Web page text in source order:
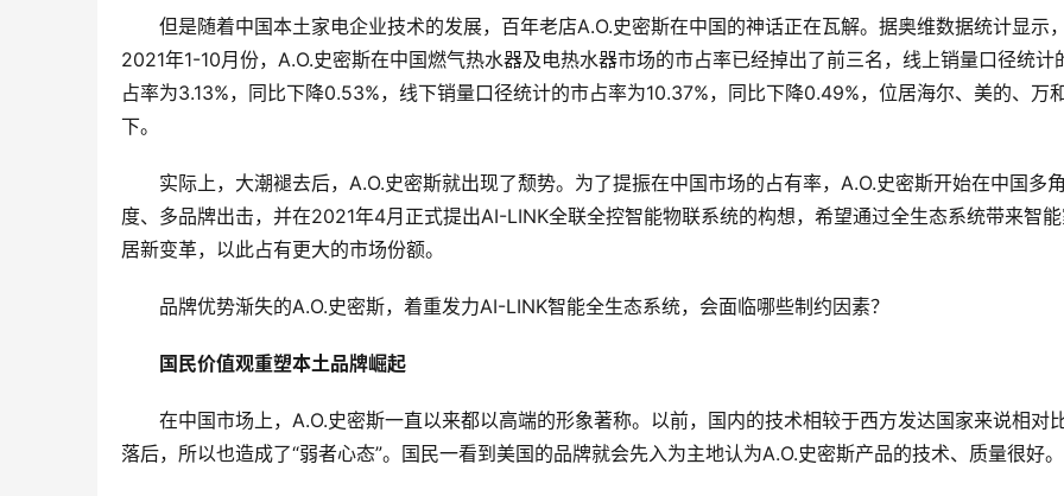
但是随着中国本土家电企业技术的发展，百年老店A.O.史密斯在中国的神话正在瓦解。据奥维数据统计显示，
2021年1-10月份，A.O.史密斯在中国燃气热水器及电热水器市场的市占率已经掉出了前三名，线上销量口径统计
占率为3.13%，同比下降0.53%，线下销量口径统计的市占率为10.37%，同比下降0.49%，位居海尔、美的、万
下。
实际上，大潮褪去后，A.O.史密斯就出现了颓势。为了提振在中国市场的占有率，A.O.史密斯开始在中国多角
度、多品牌出击，并在2021年4月正式提出AI-LINK全联全控智能物联系统的构想，希望通过全生态系统带来智
居新变革，以此占有更大的市场份额。
品牌优势渐失的A.O.史密斯，着重发力AI-LINK智能全生态系统，会面临哪些制约因素？
国民价值观重塑本土品牌崛起
在中国市场上，A.O.史密斯一直以来都以高端的形象著称。以前，国内的技术相较于西方发达国家来说相对
落后，所以也造成了“弱者心态”。国民一看到美国的品牌就会先入为主地认为A.O.史密斯产品的技术、质量很好。